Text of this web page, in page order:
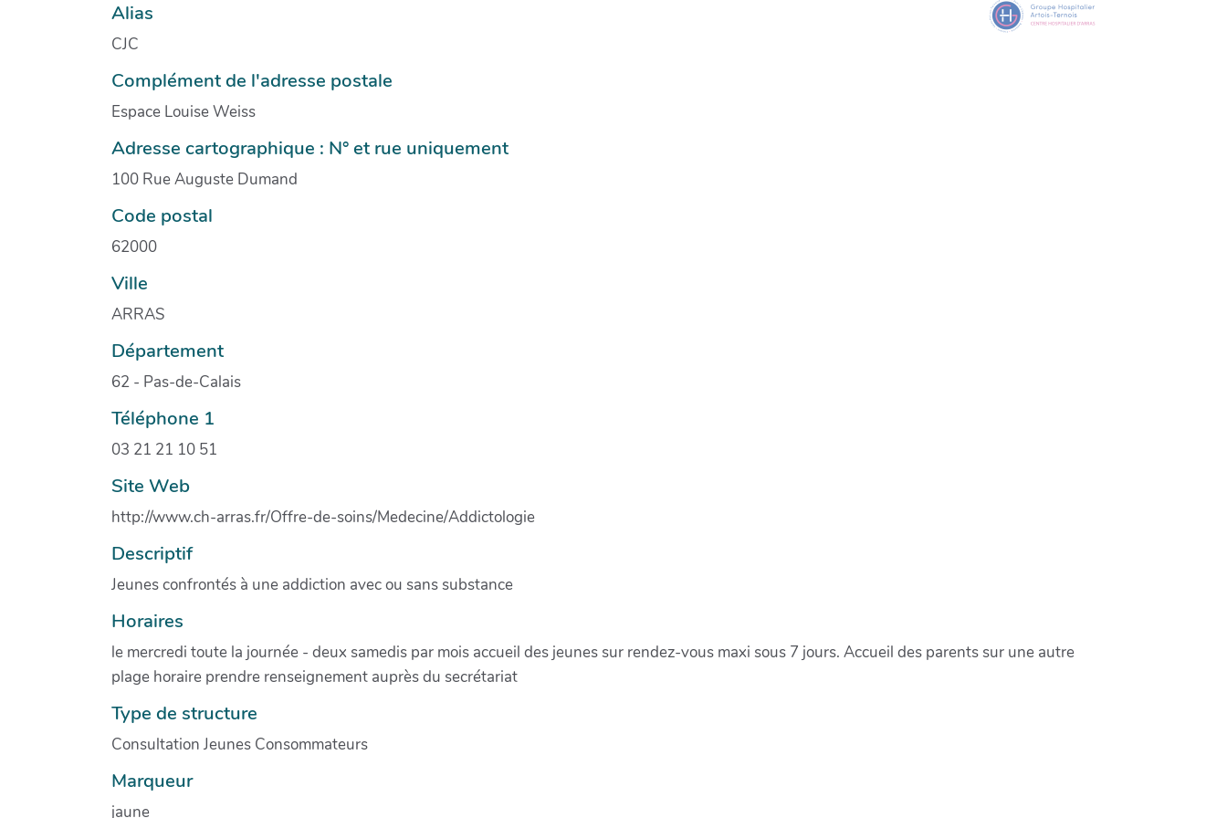
Alias
CJC
Complément de l'adresse postale
Espace Louise Weiss
Adresse cartographique : N° et rue uniquement
100 Rue Auguste Dumand
Code postal
62000
Ville
ARRAS
Département
62 - Pas-de-Calais
Téléphone 1
03 21 21 10 51
Site Web
http://www.ch-arras.fr/Offre-de-soins/Medecine/Addictologie
Descriptif
Jeunes confrontés à une addiction avec ou sans substance
Horaires
le mercredi toute la journée - deux samedis par mois accueil des jeunes sur rendez-vous maxi sous 7 jours. Accueil des parents sur une autre
plage horaire prendre renseignement auprès du secrétariat
Type de structure
Consultation Jeunes Consommateurs
Marqueur
jaune